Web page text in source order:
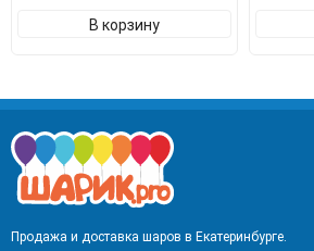
В корзину
Продажа и доставка шаров в Екатеринбурге.